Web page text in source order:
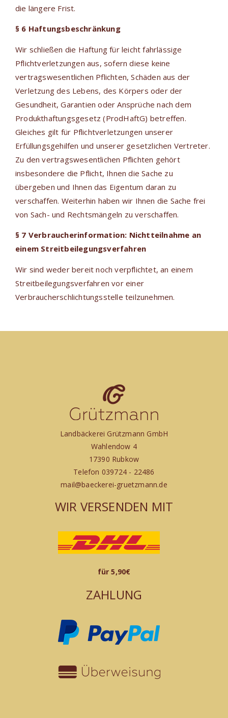
die längere Frist.
§ 6 Haftungsbeschränkung
Wir schließen die Haftung für leicht fahrlässige
Pflichtverletzungen aus, sofern diese keine
vertragswesentlichen Pflichten, Schäden aus der
Verletzung des Lebens, des Körpers oder der
Gesundheit, Garantien oder Ansprüche nach dem
Produkthaftungsgesetz (ProdHaftG) betreffen.
Gleiches gilt für Pflichtverletzungen unserer
Erfüllungsgehilfen und unserer gesetzlichen Vertreter.
Zu den vertragswesentlichen Pflichten gehört
insbesondere die Pflicht, Ihnen die Sache zu
übergeben und Ihnen das Eigentum daran zu
verschaffen. Weiterhin haben wir Ihnen die Sache frei
von Sach- und Rechtsmängeln zu verschaffen.
§ 7 Verbraucherinformation: Nichtteilnahme an
einem Streitbeilegungsverfahren
Wir sind weder bereit noch verpflichtet, an einem
Streitbeilegungsverfahren vor einer
Verbraucherschlichtungsstelle teilzunehmen.
Landbäckerei Grützmann GmbH
Wahlendow 4
17390 Rubkow
Telefon 039724 - 22486
mail@baeckerei-gruetzmann.de
WIR VERSENDEN MIT
für 5,90€
ZAHLUNG